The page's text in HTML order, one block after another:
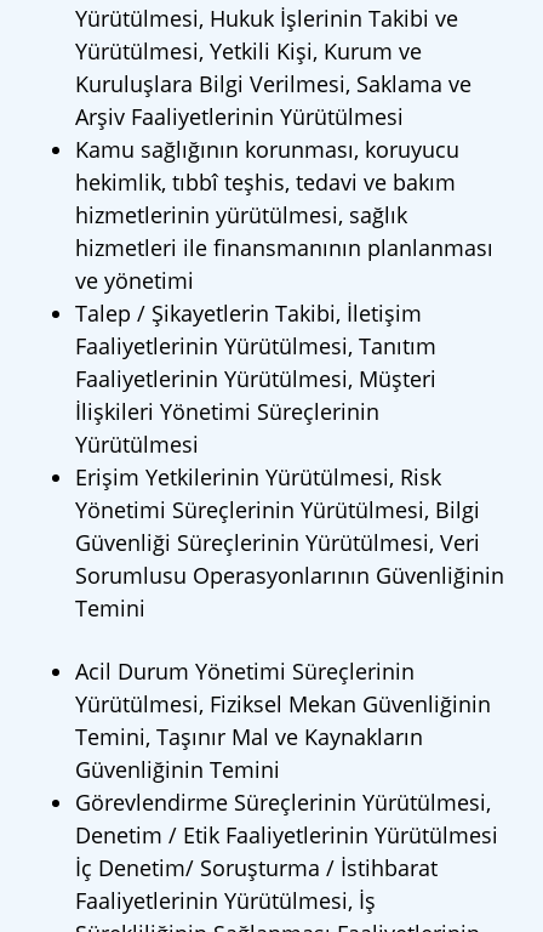
Yürütülmesi, Hukuk İşlerinin Takibi ve
Yürütülmesi, Yetkili Kişi, Kurum ve
Kuruluşlara Bilgi Verilmesi, Saklama ve
Arşiv Faaliyetlerinin Yürütülmesi
Kamu sağlığının korunması, koruyucu
hekimlik, tıbbî teşhis, tedavi ve bakım
hizmetlerinin yürütülmesi, sağlık
hizmetleri ile finansmanının planlanması
ve yönetimi
Talep / Şikayetlerin Takibi, İletişim
Faaliyetlerinin Yürütülmesi, Tanıtım
Faaliyetlerinin Yürütülmesi, Müşteri
İlişkileri Yönetimi Süreçlerinin
Yürütülmesi
Erişim Yetkilerinin Yürütülmesi, Risk
Yönetimi Süreçlerinin Yürütülmesi, Bilgi
Güvenliği Süreçlerinin Yürütülmesi, Veri
Sorumlusu Operasyonlarının Güvenliğinin
Temini
Acil Durum Yönetimi Süreçlerinin
Yürütülmesi, Fiziksel Mekan Güvenliğinin
Temini, Taşınır Mal ve Kaynakların
Güvenliğinin Temini
Görevlendirme Süreçlerinin Yürütülmesi,
Denetim / Etik Faaliyetlerinin Yürütülmesi
İç Denetim/ Soruşturma / İstihbarat
Faaliyetlerinin Yürütülmesi, İş